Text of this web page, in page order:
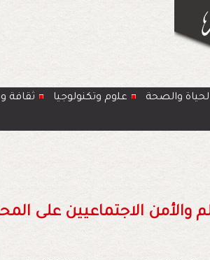
والصحة ﻋﻠوم وتكنولوجيا ﺛﻘﺎﻓﺔ
والأمن الاجتماعيين على